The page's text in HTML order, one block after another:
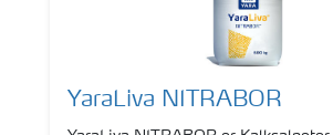
YaraLiva NITRABOR